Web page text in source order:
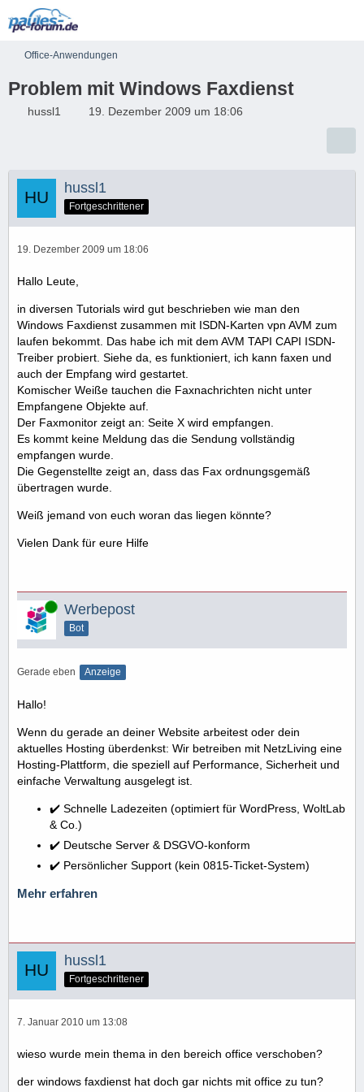
Office-Anwendungen
Problem mit Windows Faxdienst
hussl1 19. Dezember 2009 um 18:06
hussl1
Fortgeschrittener
19. Dezember 2009 um 18:06
Hallo Leute,
in diversen Tutorials wird gut beschrieben wie man den
Windows Faxdienst zusammen mit ISDN-Karten vpn AVM zum
laufen bekommt. Das habe ich mit dem AVM TAPI CAPI ISDN-
Treiber probiert. Siehe da, es funktioniert, ich kann faxen und
auch der Empfang wird gestartet.
Komischer Weiße tauchen die Faxnachrichten nicht unter
Empfangene Objekte auf.
Der Faxmonitor zeigt an: Seite X wird empfangen.
Es kommt keine Meldung das die Sendung vollständig
empfangen wurde.
Die Gegenstellte zeigt an, dass das Fax ordnungsgemäß
übertragen wurde.
Weiß jemand von euch woran das liegen könnte?
Vielen Dank für eure Hilfe
Online Werbepost
Bot
Gerade eben Anzeige
Hallo!
Wenn du gerade an deiner Website arbeitest oder dein
aktuelles Hosting überdenkst: Wir betreiben mit NetzLiving eine
Hosting-Plattform, die speziell auf Performance, Sicherheit und
einfache Verwaltung ausgelegt ist.
✔️ Schnelle Ladezeiten (optimiert für WordPress, WoltLab
& Co.)
✔️ Deutsche Server & DSGVO-konform
✔️ Persönlicher Support (kein 0815-Ticket-System)
Mehr erfahren
hussl1
Fortgeschrittener
7. Januar 2010 um 13:08
wieso wurde mein thema in den bereich office verschoben?
der windows faxdienst hat doch gar nichts mit office zu tun?